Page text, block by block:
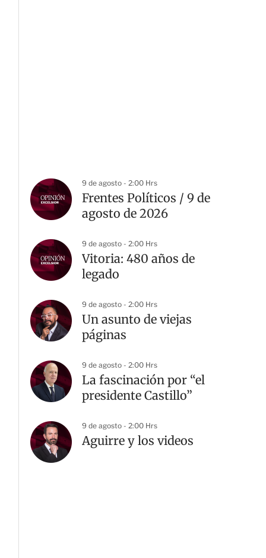
9 de agosto - 2:00 Hrs
Frentes Políticos / 9 de
agosto de 2026
9 de agosto - 2:00 Hrs
Vitoria: 480 años de
legado
9 de agosto - 2:00 Hrs
Un asunto de viejas
páginas
9 de agosto - 2:00 Hrs
La fascinación por “el
presidente Castillo”
9 de agosto - 2:00 Hrs
Aguirre y los videos